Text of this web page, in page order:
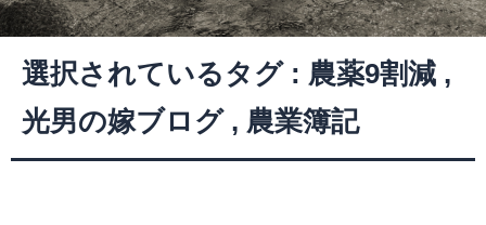
選択されているタグ : 農薬9割減 ,
光男の嫁ブログ, 農業簿記